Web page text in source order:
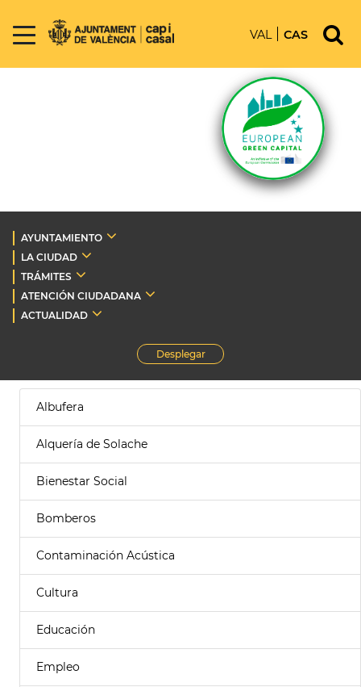
VAL CAS
AYUNTAMIENTO
LA CIUDAD
TRÁMITES
ATENCIÓN CIUDADANA
ACTUALIDAD
Desplegar
Albufera
Alquería de Solache
Bienestar Social
Bomberos
Contaminación Acústica
Cultura
Educación
Empleo